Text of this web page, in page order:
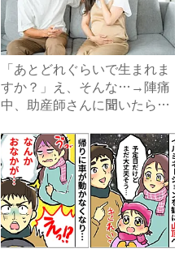
「あとどれぐらいで生まれま
すか？」え、そんな…→陣痛
中、助産師さんに聞いたら衝